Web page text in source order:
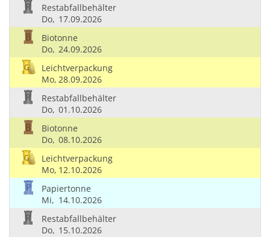
Restabfallbehälter
Do, 17.09.2026
Biotonne
Do, 24.09.2026
Leichtverpackung
Mo, 28.09.2026
Restabfallbehälter
Do, 01.10.2026
Biotonne
Do, 08.10.2026
Leichtverpackung
Mo, 12.10.2026
Papiertonne
Mi, 14.10.2026
Restabfallbehälter
Do, 15.10.2026